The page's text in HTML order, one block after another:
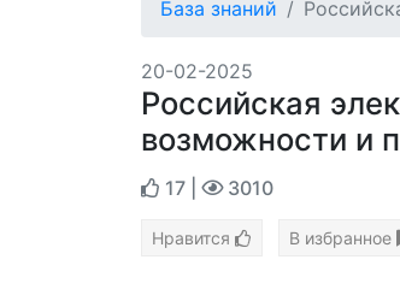
База знаний
20-02-2025
Российская
возможности и
17 3010
Нравится В избранное